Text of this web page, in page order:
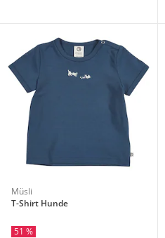
Müsli
T-Shirt Hunde
51 %